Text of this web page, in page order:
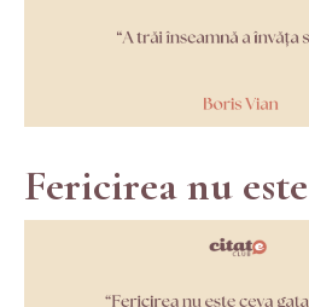
Fericirea nu